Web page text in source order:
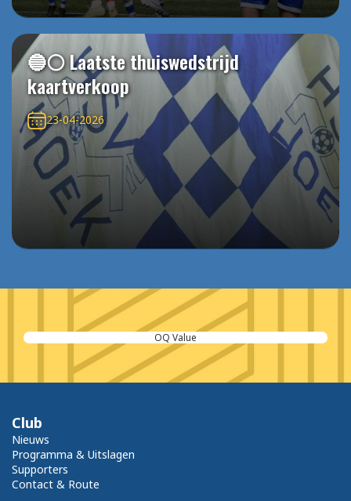
🔵⚪️ Laatste thuiswedstrijd
kaartverkoop
23-04-2026
OQ Value
Club
Nieuws
Programma & Uitslagen
Supporters
Contact & Route